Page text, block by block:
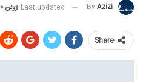
ByAzizi
Last updated ژوئن 30, 2018
Share